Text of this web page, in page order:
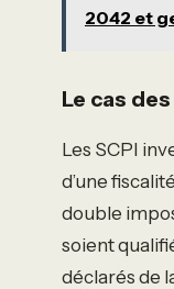
2042 et
Le cas
Les SCPI
d’une
double
soient
déclarés de